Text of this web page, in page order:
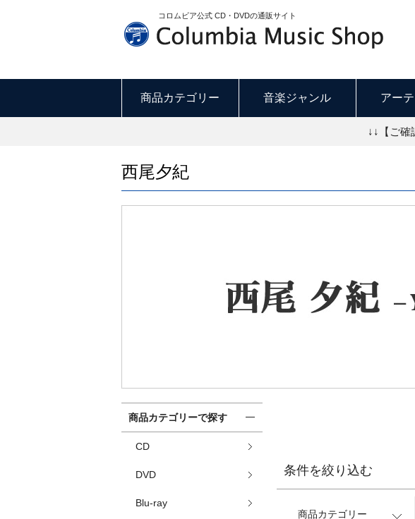
コロムビア公式 CD・DVDの通販サイト
商品カテゴリー 音楽ジャンル アー
↓↓【ご確
西尾夕紀
条件を絞り込む
商品カテゴリー
商品カテゴリーで探す
CD
DVD
Blu-ray